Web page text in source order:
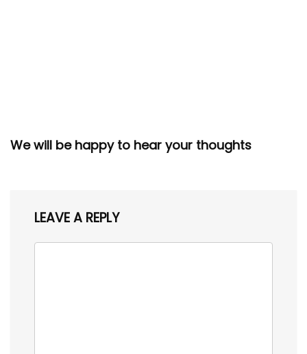
We will be happy to hear your thoughts
LEAVE A REPLY